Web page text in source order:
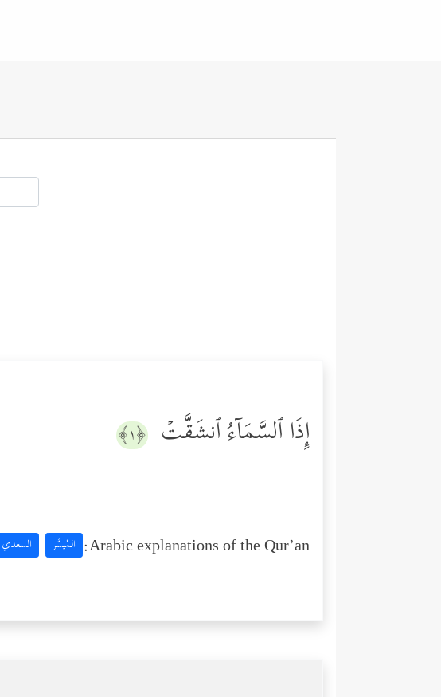
إِذَا ٱلسَّمَاۤءُ ٱنشَقَّتۡ ﴿١﴾
Arabic explanations of the Qur’an: المُيسَّر السعدي